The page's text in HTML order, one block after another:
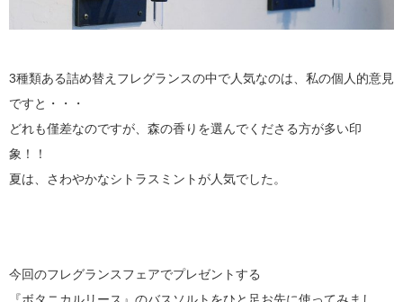
3種類ある詰め替えフレグランスの中で人気なのは、私の個人的意見
ですと・・・
どれも僅差なのですが、森の香りを選んでくださる方が多い印
象！！
夏は、さわやかなシトラスミントが人気でした。
今回のフレグランスフェアでプレゼントする